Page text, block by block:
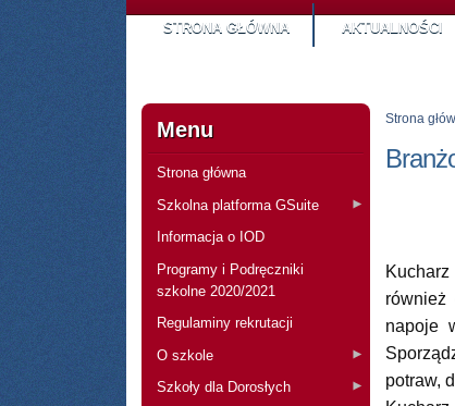
STRONA GŁÓWNA AKTUALNOŚCI
Menu
Strona główna
Szkolna platforma GSuite
Informacja o IOD
Programy i Podręczniki
szkolne 2020/2021
Regulaminy rekrutacji
O szkole
Szkoły dla Dorosłych
Strona
również
napoje
potraw,